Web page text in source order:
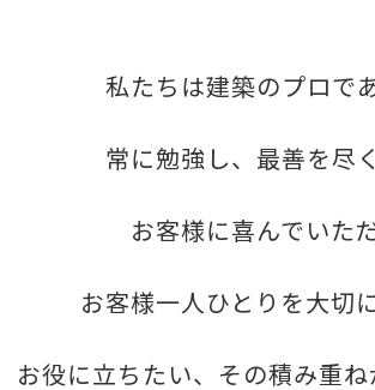
私たちは建築のプロであ
常に勉強し、最善を尽
お客様に喜んでいた
お客様一人ひとりを大切
お役に立ちたい、その積み重